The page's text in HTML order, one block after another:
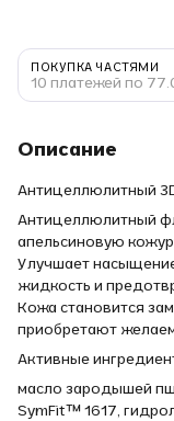
ПОКУПКА ЧАСТЯМИ
10 платежей по
Описание
Антицеллюлитный
Антицеллюлитный
апельсиновую
Улучшает
жидкость и
Кожа становится
приобретают
Активные
масло зародышей
SymFit™ 1617,